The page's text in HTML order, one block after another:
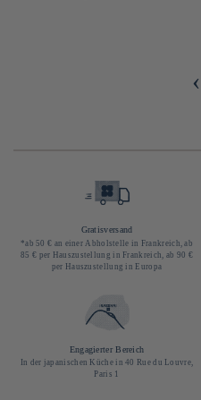
‹
Gratisversand
*ab 50 € an einer Abholstelle in Frankreich, ab
85 € per Hauszustellung in Frankreich, ab 90 €
per Hauszustellung in Europa
Engagierter Bereich
In der japanischen Küche in 40 Rue du Louvre,
Paris 1